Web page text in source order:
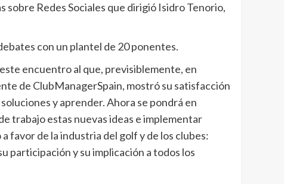
Redes Sociales que dirigió Isidro Tenorio,
con un plantel de 20 ponentes.
encuentro al que, previsiblemente, en
de ClubManagerSpain, mostró su satisfacción
y aprender. Ahora se pondrá en
trabajo estas nuevas ideas e implementar
favor de la industria del golf y de los clubes:
participación y su implicación a todos los